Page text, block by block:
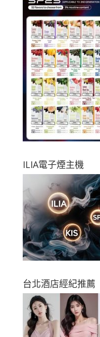
ILIA電子煙主機
台北酒店經紀推薦